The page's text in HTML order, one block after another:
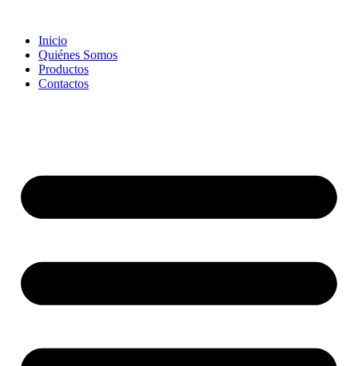
contentInicio
Quiénes Somos
Productos
Contactos